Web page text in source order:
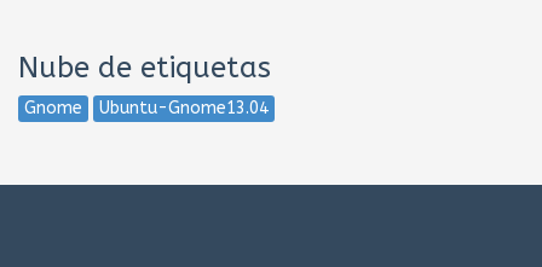
Nube de etiquetas
Gnome Ubuntu-Gnome13.04